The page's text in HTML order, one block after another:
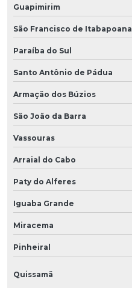
Guapimirim
São Francisco de Itabapoana
Paraíba do Sul
Santo Antônio de Pádua
Armação dos Búzios
São João da Barra
Vassouras
Arraial do Cabo
Paty do Alferes
Iguaba Grande
Miracema
Pinheiral
Quissamã